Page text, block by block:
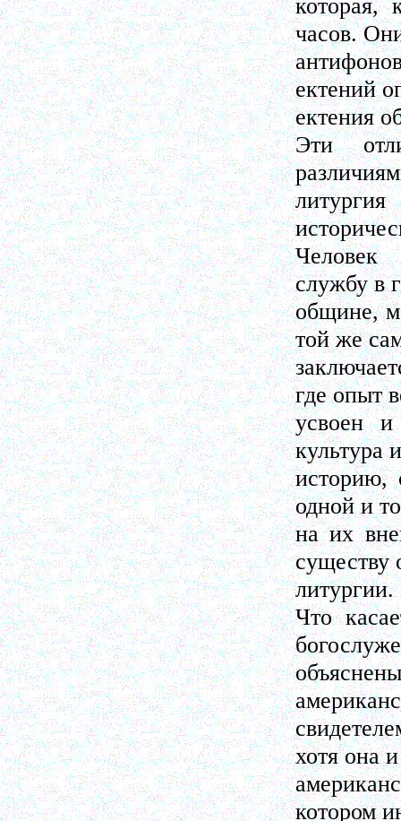
которая,
часов.
ектений
ектения
Эти
Человек
службу в
общине,
той же
где опыт
усвоен
культура
историю,
одной и
на их
существу
литургии.
Что
хотя она
котором